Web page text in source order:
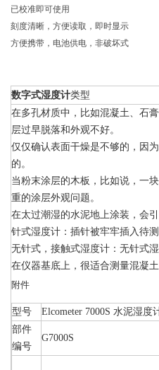
已校准即可使用
刻度清晰，方便读取，即时显示
方便携带，电池供电，非破坏式
数字式湿度计类型
在多孔材质中，比如混凝土、石
层过早脱落和外观不好。
仅仅确认表面干燥是不够的，因
的。
当粉末涂层的木板，比如说，一
重的涂层外观问题。
在太过潮湿的水泥地上涂装，会
针式湿度计：插针被牢牢插入待
无针式，接触式湿度计：无针式
在仪器基底上，很适合测量混凝土
附件
型号 Elcometer 7000S 水泥湿度
部件
编号
G7000S